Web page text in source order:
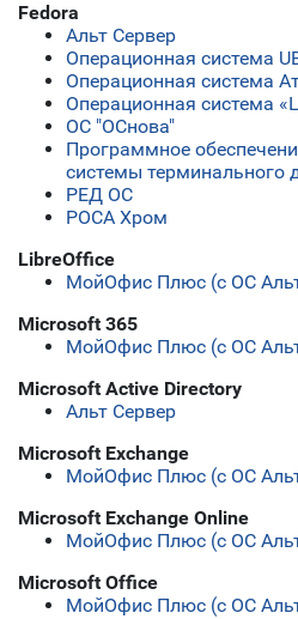
Fedora
Альт Сервер
Операционная система
Операционная система
Операционная система
ОС "ОСнова"
Программное
системы терминального
РЕД ОС
РОСА Хром
LibreOffice
МойОфис Плюс (с ОС
Microsoft 365
МойОфис Плюс (с ОС
Microsoft Active Directory
Альт Сервер
Microsoft Exchange
МойОфис Плюс (с ОС
Microsoft Exchange Online
МойОфис Плюс (с ОС
Microsoft Office
МойОфис Плюс (с ОС